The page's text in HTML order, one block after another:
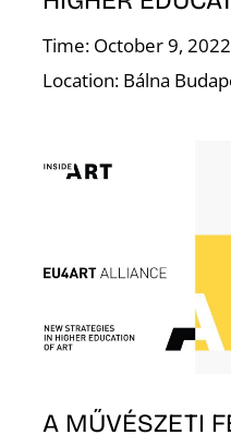
Time: October 9,
Location: Bálna
A MŰVÉSZETI